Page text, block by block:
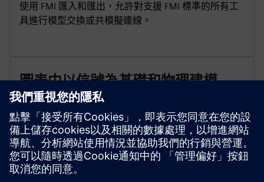
使用 FMI 匯入和匯出，允許對支援 FMI 標準的所有工
具進行模型交換或共模擬連線。
圖表中以信號為基礎和物理建模
利用預先定義 Modelica 庫的力量來建模常見的機械、
電氣、液壓和熱元件。